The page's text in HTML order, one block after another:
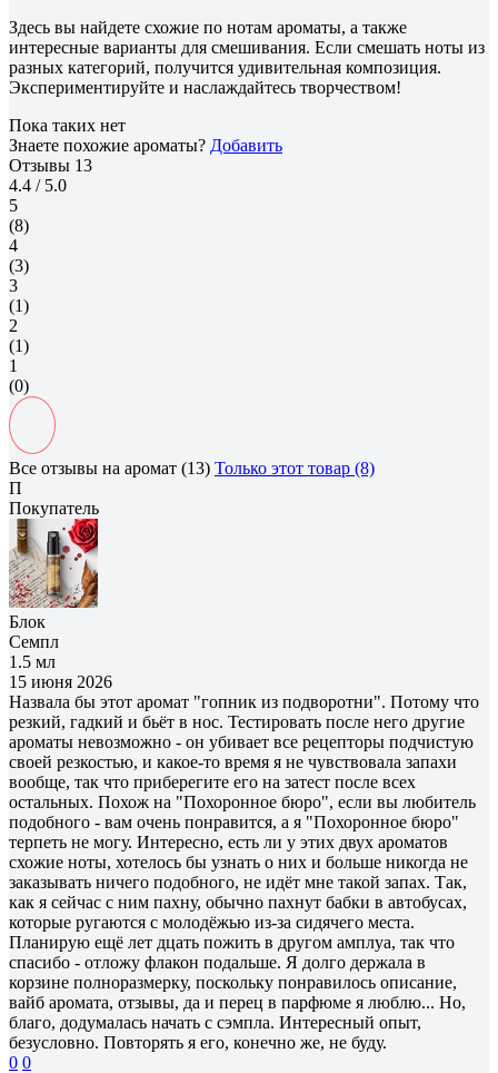
Здесь вы найдете схожие по нотам ароматы, а также
интересные варианты для смешивания. Если смешать ноты из
разных категорий, получится удивительная композиция.
Экспериментируйте и наслаждайтесь творчеством!
Пока таких нет
Знаете похожие ароматы? Добавить
Отзывы 13
4.4 / 5.0
5
(8)
4
(3)
3
(1)
2
(1)
1
(0)
Все отзывы на аромат (13) Только этот товар (8)
П
Покупатель
Блок
Семпл
1.5 мл
15 июня 2026
Назвала бы этот аромат "гопник из подворотни". Потому что
резкий, гадкий и бьёт в нос. Тестировать после него другие
ароматы невозможно - он убивает все рецепторы подчистую
своей резкостью, и какое-то время я не чувствовала запахи
вообще, так что приберегите его на затест после всех
остальных. Похож на "Похоронное бюро", если вы любитель
подобного - вам очень понравится, а я "Похоронное бюро"
терпеть не могу. Интересно, есть ли у этих двух ароматов
схожие ноты, хотелось бы узнать о них и больше никогда не
заказывать ничего подобного, не идёт мне такой запах. Так,
как я сейчас с ним пахну, обычно пахнут бабки в автобусах,
которые ругаются с молодёжью из-за сидячего места.
Планирую ещё лет дцать пожить в другом амплуа, так что
спасибо - отложу флакон подальше. Я долго держала в
корзине полноразмерку, поскольку понравилось описание,
вайб аромата, отзывы, да и перец в парфюме я люблю... Но,
благо, додумалась начать с сэмпла. Интересный опыт,
безусловно. Повторять я его, конечно же, не буду.
0 0